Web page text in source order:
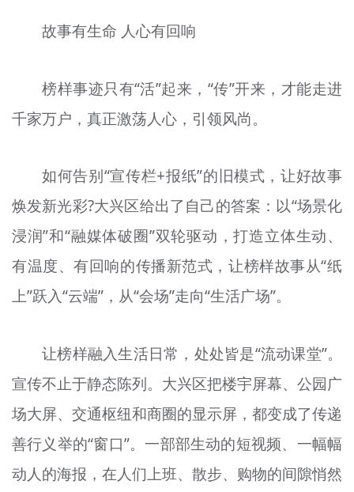
故事有生命 人心有回响
榜样事迹只有“活”起来，“传”开来，才能走进
千家万户，真正激荡人心，引领风尚。
如何告别“宣传栏+报纸”的旧模式，让好故事
焕发新光彩?大兴区给出了自己的答案：以“场景化
浸润”和“融媒体破圈”双轮驱动，打造立体生动、
有温度、有回响的传播新范式，让榜样故事从“纸
上”跃入“云端”，从“会场”走向“生活广场”。
让榜样融入生活日常，处处皆是“流动课堂”。
宣传不止于静态陈列。大兴区把楼宇屏幕、公园广
场大屏、交通枢纽和商圈的显示屏，都变成了传递
善行义举的“窗口”。一部部生动的短视频、一幅幅
动人的海报，在人们上班、散步、购物的间隙悄然